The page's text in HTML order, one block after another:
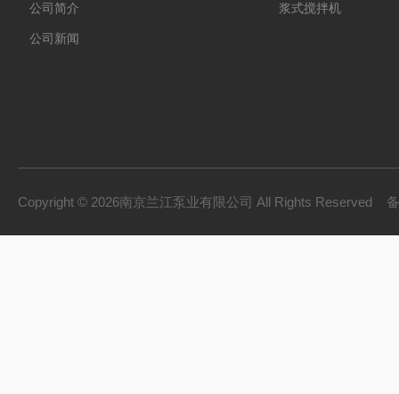
公司简介
公司新闻
浆式搅拌机
Copyright © 2026南京兰江泵业有限公司 All Rights Reserved